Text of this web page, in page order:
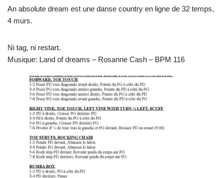
An absolute dream est une danse country en ligne de 32 temps,
4 murs.
Ni tag, ni restart.
Musique: Land of dreams – Rosanne Cash – BPM 116